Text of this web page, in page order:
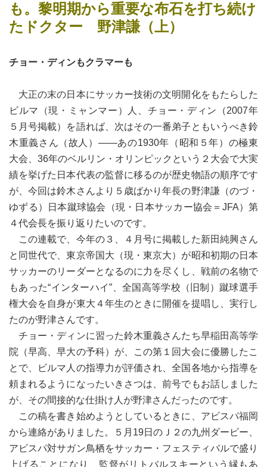
も。黎明期から重要な布石を打ち続け
たドクター 野津謙（上）
チョー・ディンもクラマーも
大正の末の日本にサッカー技術の文明開化をもたらした
ビルマ（現・ミャンマー）人、チョー・ディン（2007年
５月号掲載）を語れば、次はその一番弟子ともいうべき鈴
木重義さん（故人）――あの1930年（昭和５年）の極東
大会、36年のベルリン・オリンピックという２大会で大実
績を挙げた日本代表の監督に移るのが歴史物語の順序です
が、今回は鈴木さんより５歳ばかり年長の野津謙（のづ・
ゆずる）日本蹴球協会（現・日本サッカー協会＝JFA）第
４代会長を振り返りたいのです。
この連載で、今年の３、４月号に掲載した新田純興さん
と同世代で、東京帝国大（現・東京大）が昭和初期の日本
サッカーのリーダーとなるのに力を尽くし、戦前の名物で
もあった“インターハイ”、全国高等学校（旧制）蹴球選手
権大会を自身が東大４年生のときに開催を提唱し、実行し
たのが野津さんです。
チョー・ディンに習った鈴木重義さんたち早稲田高等学
院（早高、早大の予科）が、この第１回大会に優勝したこ
とで、ビルマ人の指導力が評価され、全国各地から指導を
頼まれるようになったいきさつは、前号でもお話しました
が、その間接的な仕掛け人が野津さんだったのです。
この稿を書き始めようとしているときに、アビスパ福岡
から連絡がありました。５月19日のＪ２の九州ダービー、
アビスパ対サガン鳥栖をサッカー・フェスティバルで盛り
上げることになり、監督がリトバルスキーという縁もあ